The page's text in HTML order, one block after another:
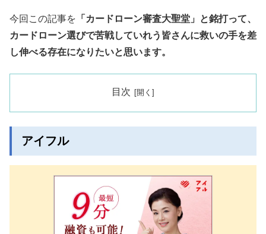
今回この記事を 「カードローン審査大聖堂」と銘打って、
カードローン選びで苦戦していれう皆さんに救いの手を差
し伸べる存在になりたいと思います。
目次
アイフル